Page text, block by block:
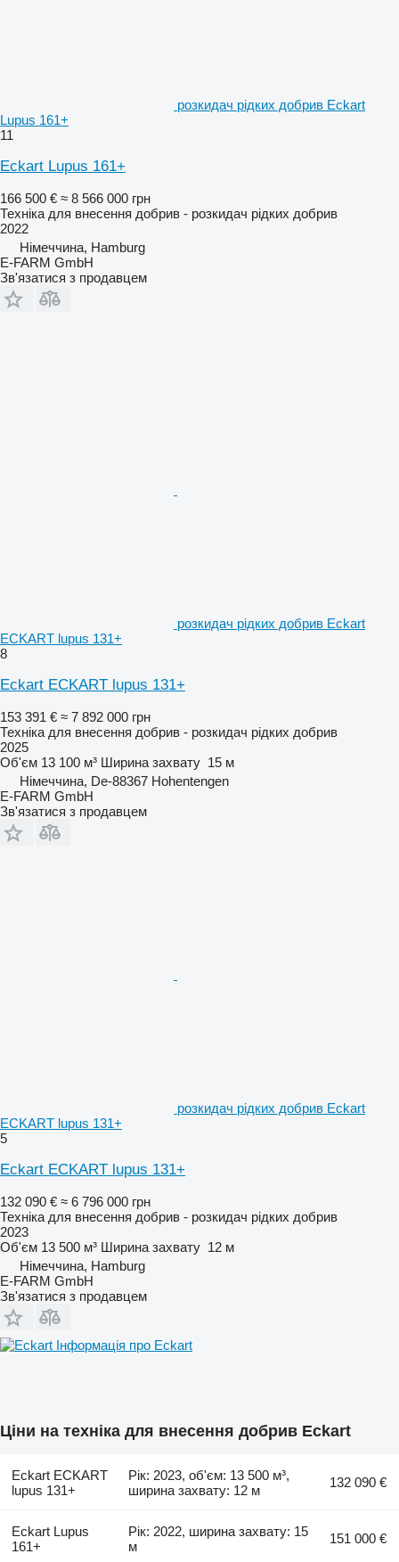
розкидач рідких добрив Eckart
Lupus 161+
11
Eckart Lupus 161+
166 500 € ≈ 8 566 000 грн
Техніка для внесення добрив - розкидач рідких добрив
2022
Німеччина, Hamburg
E-FARM GmbH
Зв'язатися з продавцем
розкидач рідких добрив Eckart
ECKART lupus 131+
8
Eckart ECKART lupus 131+
153 391 € ≈ 7 892 000 грн
Техніка для внесення добрив - розкидач рідких добрив
2025
Об'єм 13 100 м³ Ширина захвату 15 м
Німеччина, De-88367 Hohentengen
E-FARM GmbH
Зв'язатися з продавцем
розкидач рідких добрив Eckart
ECKART lupus 131+
5
Eckart ECKART lupus 131+
132 090 € ≈ 6 796 000 грн
Техніка для внесення добрив - розкидач рідких добрив
2023
Об'єм 13 500 м³ Ширина захвату 12 м
Німеччина, Hamburg
E-FARM GmbH
Зв'язатися з продавцем
Інформація про Eckart
Ціни на техніка для внесення добрив Eckart
Eckart ECKART
lupus 131+
Рік: 2023, об'єм: 13 500 м³,
ширина захвату: 12 м
132 090 €
Eckart Lupus
161+
Рік: 2022, ширина захвату: 15
м
151 000 €